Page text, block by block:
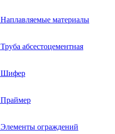
Наплавляемые материалы
Труба абсестоцементная
Шифер
Праймер
Элементы ограждений